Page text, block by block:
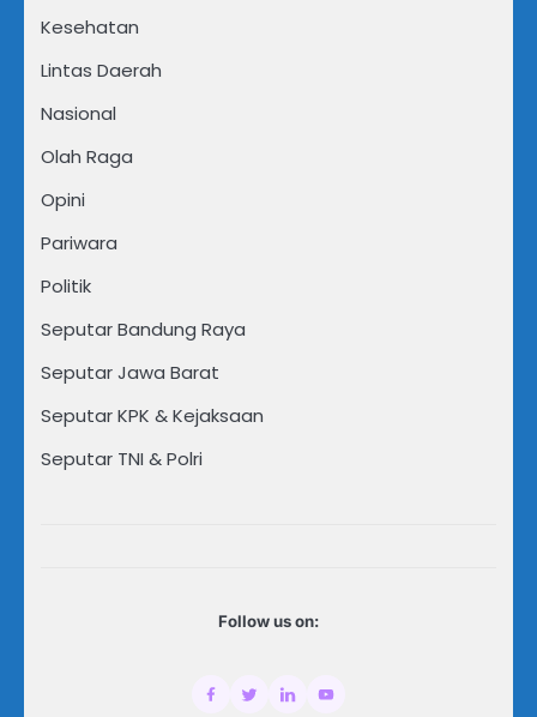
Kesehatan
Lintas Daerah
Nasional
Olah Raga
Opini
Pariwara
Politik
Seputar Bandung Raya
Seputar Jawa Barat
Seputar KPK & Kejaksaan
Seputar TNI & Polri
Follow us on: